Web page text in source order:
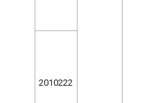
2010222